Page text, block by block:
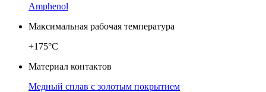
Amphenol
Максимальная рабочая температура
+175°C
Материал контактов
Медный сплав с золотым покрытием